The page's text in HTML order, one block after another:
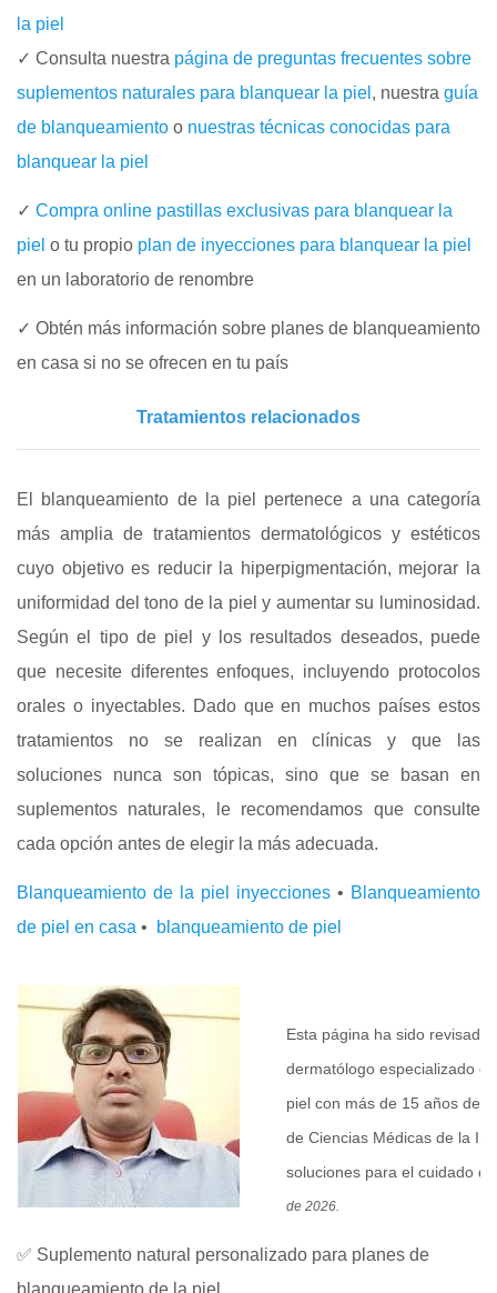
la piel
✓ Consulta nuestra página de preguntas frecuentes sobre
suplementos naturales para blanquear la piel , nuestra guía
de blanqueamiento o nuestras técnicas conocidas para
blanquear la piel
✓ Compra online pastillas exclusivas para blanquear la
piel o tu propio plan de inyecciones para blanquear la piel
en un laboratorio de renombre
✓ Obtén más información sobre planes de blanqueamiento
en casa si no se ofrecen en tu país
Tratamientos relacionados
El blanqueamiento de la piel pertenece a una categoría
más amplia de tratamientos dermatológicos y estéticos
cuyo objetivo es reducir la hiperpigmentación, mejorar la
uniformidad del tono de la piel y aumentar su luminosidad.
Según el tipo de piel y los resultados deseados, puede
que necesite diferentes enfoques, incluyendo protocolos
orales o inyectables. Dado que en muchos países estos
tratamientos no se realizan en clínicas y que las
soluciones nunca son tópicas, sino que se basan en
suplementos naturales, le recomendamos que consulte
cada opción antes de elegir la más adecuada.
Blanqueamiento de la piel inyecciones • Blanqueamiento
de piel en casa • blanqueamiento de piel
Esta página ha sido
dermatólogo especializado
piel con más de 15 años de
de Ciencias Médicas de la
soluciones para el cuidado
de 2026.
✅ Suplemento natural personalizado para planes de
blanqueamiento de la piel